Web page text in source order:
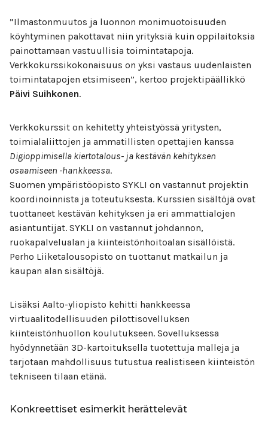
”Ilmastonmuutos ja luonnon monimuotoisuuden
köyhtyminen pakottavat niin yrityksiä kuin oppilaitoksia
painottamaan vastuullisia toimintatapoja.
Verkkokurssikokonaisuus on yksi vastaus uudenlaisten
toimintatapojen etsimiseen”, kertoo projektipäällikkö
Päivi Suihkonen.
Verkkokurssit on kehitetty yhteistyössä yritysten,
toimialaliittojen ja ammatillisten opettajien kanssa
Digioppimisella kiertotalous- ja kestävän kehityksen
osaamiseen -hankkeessa.
Suomen ympäristöopisto SYKLI on vastannut projektin
koordinoinnista ja toteutuksesta. Kurssien sisältöjä ovat
tuottaneet kestävän kehityksen ja eri ammattialojen
asiantuntijat. SYKLI on vastannut johdannon,
ruokapalvelualan ja kiinteistönhoitoalan sisällöistä.
Perho Liiketalousopisto on tuottanut matkailun ja
kaupan alan sisältöjä.
Lisäksi Aalto-yliopisto kehitti hankkeessa
virtuaalitodellisuuden pilottisovelluksen
kiinteistönhuollon koulutukseen. Sovelluksessa
hyödynnetään 3D-kartoituksella tuotettuja malleja ja
tarjotaan mahdollisuus tutustua realistiseen kiinteistön
tekniseen tilaan etänä.
Konkreettiset esimerkit herättelevät